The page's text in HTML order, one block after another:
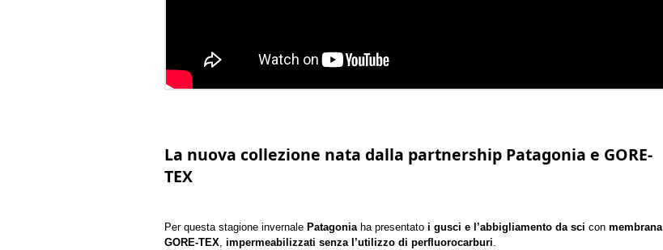
La nuova collezione nata dalla partnership Patagonia e GORE-
TEX
Per questa stagione invernale Patagoniaha presentato i gusci e l’abbigliamento da sci con membrana
GORE-TEX, impermeabilizzati senza l’utilizzo di perfluorocarburi.